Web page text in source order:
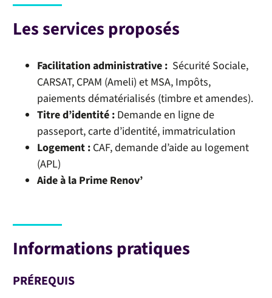
Les services proposés
Facilitation administrative : Sécurité Sociale,
CARSAT, CPAM (Ameli) et MSA, Impôts,
paiements dématérialisés (timbre et amendes).
Titre d’identité : Demande en ligne de
passeport, carte d’identité, immatriculation
Logement : CAF, demande d’aide au logement
(APL)
Aide à la Prime Renov’
Informations pratiques
PRÉREQUIS